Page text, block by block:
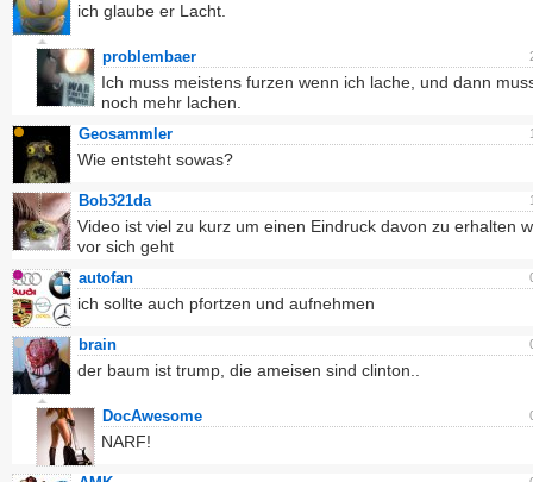
ich glaube er Lacht.
problembaer
Ich muss meistens furzen wenn ich lache, und dann
noch mehr lachen.
Geosammler
Wie entsteht sowas?
Bob321da
Video ist viel zu kurz um einen Eindruck davon zu erhalten
vor sich geht
autofan
ich sollte auch pfortzen und aufnehmen
brain
der baum ist trump, die ameisen sind clinton..
DocAwesome
NARF!